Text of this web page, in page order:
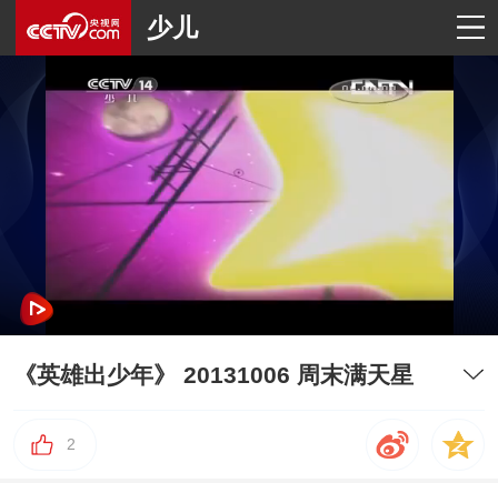
少儿
《英雄出少年》 20131006 周末满天星
2